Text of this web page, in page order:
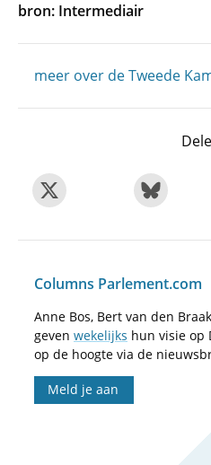
bron: Intermediair
meer over de Tweede
Columns Parlement.com
Anne Bos, Bert van den
geven wekelijks hun visie op
op de hoogte via de
Meld je aan